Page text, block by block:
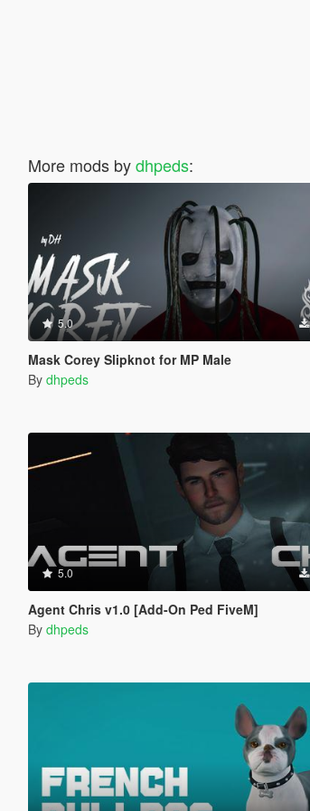
More mods bydhpeds:
5.0
Mask Corey Slipknot for MP Male
By dhpeds
5.0
Agent Chris v1.0 [Add-On Ped FiveM]
By dhpeds